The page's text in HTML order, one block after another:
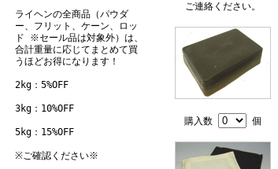
ライヘンの全商品（パウダ
ー、フリット、ケーン、ロッ
ド ※セール品は対象外）は、
合計重量に応じてまとめて買
うほどお得になります！
2kg：5%OFF
3kg：10%OFF
5kg：15%OFF
※ご確認ください※
ご連絡ください。
購入数 個